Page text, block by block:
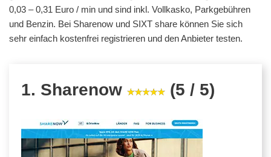
0,03 – 0,31 Euro / min und sind inkl. Vollkasko, Parkgebühren
und Benzin. Bei Sharenow und SIXT share können Sie sich
sehr einfach kostenfrei registrieren und den Anbieter testen.
1. Sharenow (5 / 5)